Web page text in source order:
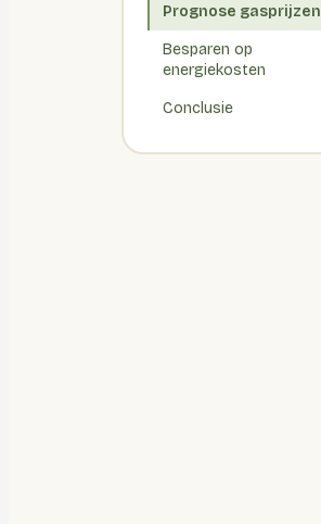
Prognose gasprijzen
Besparen op
energiekosten
Conclusie